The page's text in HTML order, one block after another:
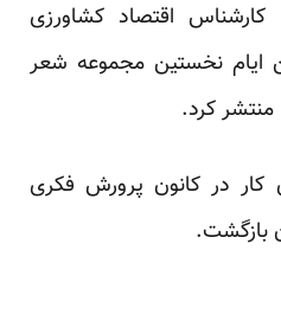
اقتصاد کشاورزی
نخستین مجموعه شعر
منتشر کرد.
در کانون پرورش فکری
بازگشت.